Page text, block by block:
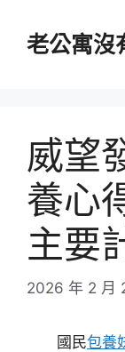
老公寓沒
威望
養心
主要
2026 年 2 月
國民包養